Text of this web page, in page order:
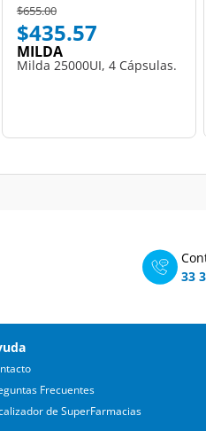
Price reduced from
$655.00to
$435.57
MILDA
Milda 25000UI, 4 Cápsulas.
33
Frecuentes
de SuperFarmacias